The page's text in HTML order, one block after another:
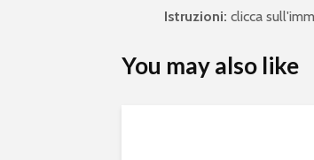
Istruzioni: clicca
You may also like